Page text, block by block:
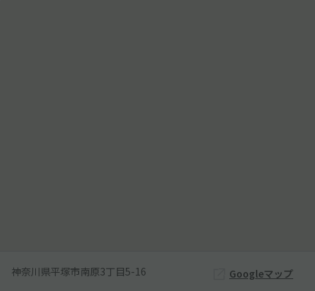
神奈川県平塚市南原3丁目5-16 Googleマップ